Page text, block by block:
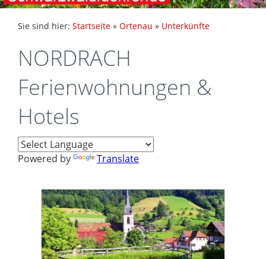
Sie sind hier: Startseite » Ortenau » Unterkünfte
NORDRACH
Ferienwohnungen &
Hotels
Powered by Translate